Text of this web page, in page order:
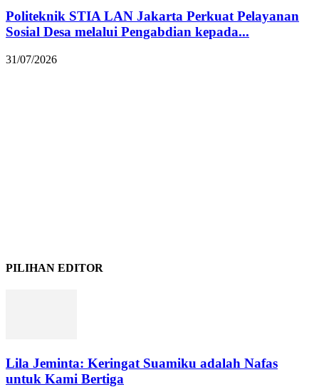
Politeknik STIA LAN Jakarta Perkuat Pelayanan
Sosial Desa melalui Pengabdian kepada...
31/07/2026
PILIHAN EDITOR
Lila Jeminta: Keringat Suamiku adalah Nafas
untuk Kami Bertiga